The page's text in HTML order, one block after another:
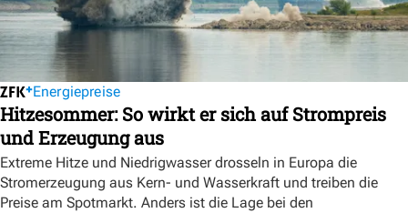
Energiepreise
Hitzesommer: So wirkt er sich auf Strompreis
und Erzeugung aus
Extreme Hitze und Niedrigwasser drosseln in Europa die
Stromerzeugung aus Kern- und Wasserkraft und treiben die
Preise am Spotmarkt. Anders ist die Lage bei den